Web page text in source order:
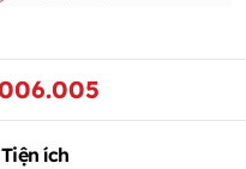
Tiện ích